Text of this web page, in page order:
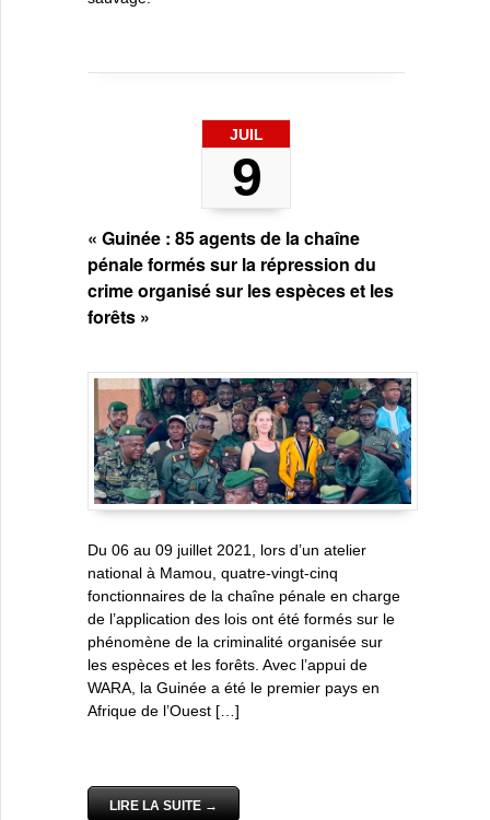
JUIL
9
« Guinée : 85 agents de la chaîne
pénale formés sur la répression du
crime organisé sur les espèces et les
forêts »
Du 06 au 09 juillet 2021, lors d’un atelier
national à Mamou, quatre-vingt-cinq
fonctionnaires de la chaîne pénale en charge
de l’application des lois ont été formés sur le
phénomène de la criminalité organisée sur
les espèces et les forêts. Avec l’appui de
WARA, la Guinée a été le premier pays en
Afrique de l’Ouest […]
LIRE LA SUITE →